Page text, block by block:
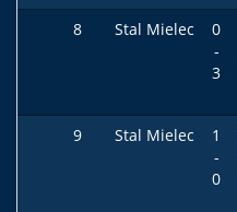
8 Stal Mielec
0
-
3
9 Stal Mielec
1
-
0